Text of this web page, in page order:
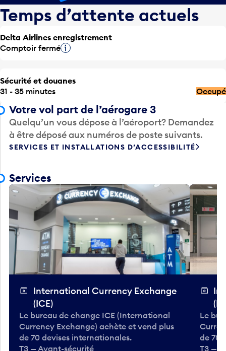
Temps d’attente actuels
Delta Airlines enregistrement
Comptoir ferméInfobulle
Sécurité et douanes
31 - 35 minutes
Occupé
Votre vol part de l’aérogare 3
Quelqu’un vous dépose à l’aéroport? Demandez
à être déposé aux numéros de poste suivants.
SERVICES ET INSTALLATIONS D’ACCESSIBILITÉ
Services
International Currency Exchange
(ICE)
Le bureau de change ICE (International
Currency Exchange) achète et vend plus
de 70 devises internationales.
T3 — Avant-sécurité
Le
de 70
T3 —